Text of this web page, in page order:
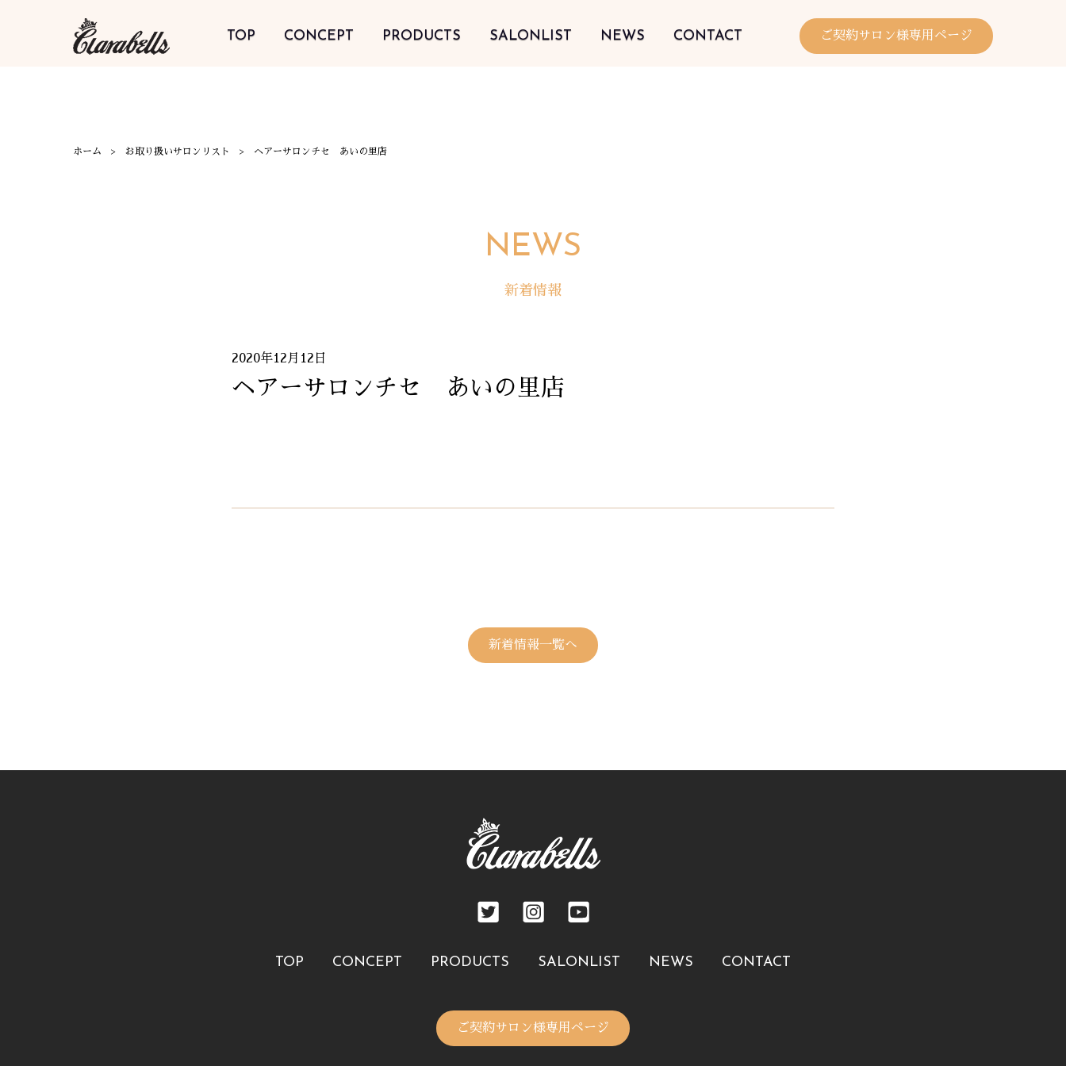
TOP CONCEPT PRODUCTS SALONLIST NEWS CONTACT ご契約サロン様専用ページ
ホーム お取り扱いサロンリスト ヘアーサロンチセ あいの里店
NEWS
新着情報
2020年12月12日
ヘアーサロンチセ あいの里店
新着情報一覧へ
TOP CONCEPT PRODUCTS SALONLIST NEWS CONTACT
ご契約サロン様専用ページ